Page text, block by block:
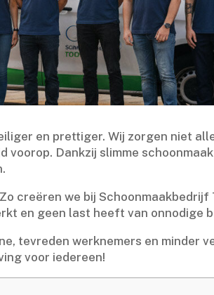
en prettiger.​ Wij zorgen niet
Dankzij slimme
creëren we bij
en geen last heeft van onnodige
tevreden werknemers en minder
voor iedereen!